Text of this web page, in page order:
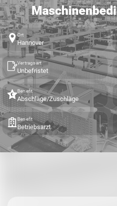
Ort
Hannover
Vertragsart
Unbefristet
Benefit
Abschläge/Zuschläge
Benefit
Betriebsarzt